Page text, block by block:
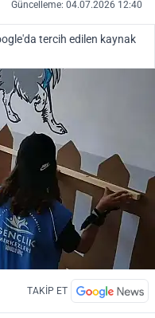
Güncelleme: 04.07.2026 12:40
tercih edilen kaynak
TAKİP ET